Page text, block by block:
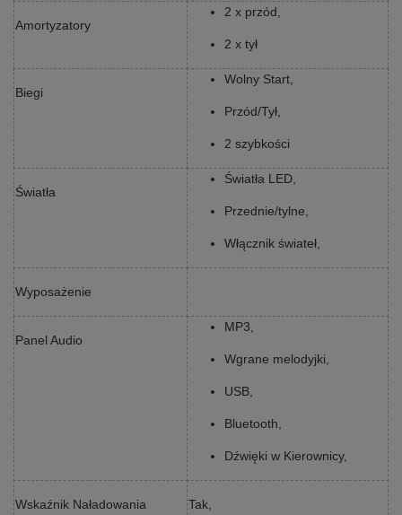
Amortyzatory
2 x przód,
2 x tył
Biegi
Wolny Start,
Przód/Tył,
2 szybkości
Światła
Światła LED,
Przednie/tylne,
Włącznik świateł,
Wyposażenie
Panel Audio
MP3,
Wgrane melodyjki,
USB,
Bluetooth,
Dźwięki w Kierownicy,
Wskaźnik Naładowania Tak,